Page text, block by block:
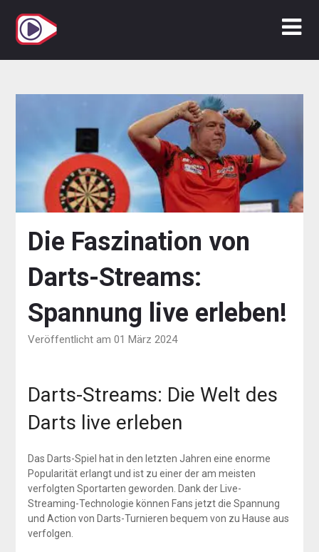
Inhalt
springen
Die Faszination von
Darts-Streams:
Spannung live erleben!
Veröffentlicht am 01 März 2024
Darts-Streams: Die Welt des
Darts live erleben
Das Darts-Spiel hat in den letzten Jahren eine enorme
Popularität erlangt und ist zu einer der am meisten
verfolgten Sportarten geworden. Dank der Live-
Streaming-Technologie können Fans jetzt die Spannung
und Action von Darts-Turnieren bequem von zu Hause aus
verfolgen.